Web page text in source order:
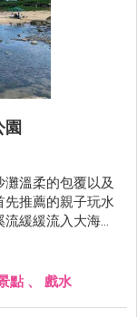
園
溫柔的包覆以及
推薦的親子玩水
緩緩流入大海，
樣溼黏，更好清
力玩的特殊景
全的玩水景點不
點 、 戲水